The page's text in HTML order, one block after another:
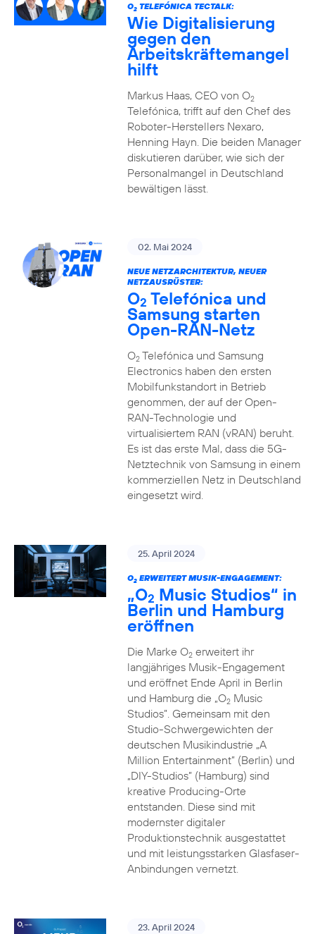
O2TELEFÓNICA TECTALK:
Wie Digitalisierung
gegen den
Arbeitskräftemangel
hilft
Markus Haas, CEO von O2
Telefónica, trifft auf den Chef des
Roboter-Herstellers Nexaro,
Henning Hayn. Die beiden Manager
diskutieren darüber, wie sich der
Personalmangel in Deutschland
bewältigen lässt.
02. Mai 2024
NEUE NETZARCHITEKTUR, NEUER
NETZAUSRÜSTER:
O2 Telefónica und
Samsung starten
Open-RAN-Netz
O2Telefónica und Samsung
Electronics haben den ersten
Mobilfunkstandort in Betrieb
genommen, der auf der Open-
RAN-Technologie und
virtualisiertem RAN (vRAN) beruht.
Es ist das erste Mal, dass die 5G-
Netztechnik von Samsung in einem
kommerziellen Netz in Deutschland
eingesetzt wird.
25. April 2024
O2ERWEITERT MUSIK-ENGAGEMENT:
„O2 Music Studios“ in
Berlin und Hamburg
eröffnen
Die Marke O2erweitert ihr
langjähriges Musik-Engagement
und eröffnet Ende April in Berlin
und Hamburg die „O2Music
Studios”. Gemeinsam mit den
Studio-Schwergewichten der
deutschen Musikindustrie „A
Million Entertainment” (Berlin) und
„DIY-Studios” (Hamburg) sind
kreative Producing-Orte
entstanden. Diese sind mit
modernster digitaler
Produktionstechnik ausgestattet
und mit leistungsstarken Glasfaser-
Anbindungen vernetzt.
23. April 2024